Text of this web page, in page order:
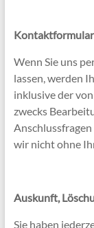
Kontaktformular
Wenn Sie uns
lassen, werden
inklusive der
zwecks
wir nicht ohne
Auskunft,
Sie haben